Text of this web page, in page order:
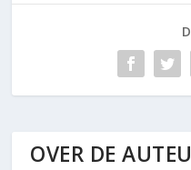
OVER DE